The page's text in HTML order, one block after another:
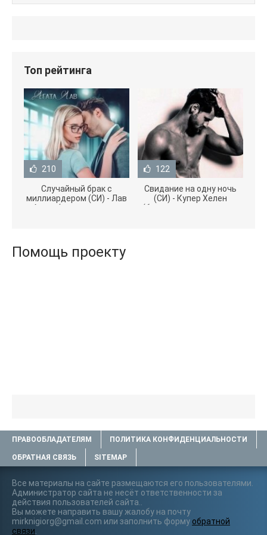
Топ рейтинга
210
Случайный брак с
миллиардером (СИ) - Лав
Агата (полная версия
122
Свидание на одну ночь
(СИ) - Купер Хелен
(бесплатные серии книг
Помощь проекту
ПРАВООБЛАДАТЕЛЯМ ПОЛИТИКА КОНФИДЕНЦИАЛЬНОСТИ
ОБРАТНАЯ СВЯЗЬ SITEMAP
Все материалы на сайте размещаются его пользователями.
Администратор сайта не несёт ответственности за
действия пользователей сайта..
Вы можете направить вашу жалобу на почту
mirknigiorg@gmail.com или заполнить форму обратной
связи.